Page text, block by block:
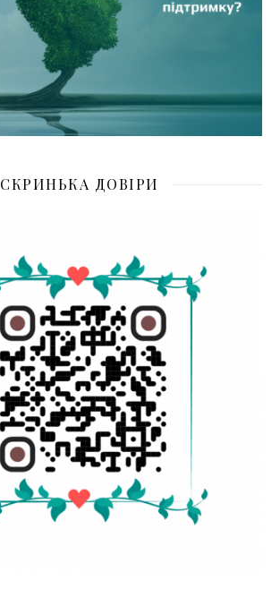
СКРИНЬКА ДОВІРИ